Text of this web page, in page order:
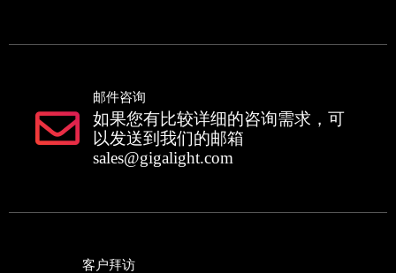
邮件咨询
如果您有比较详细的咨询需求，可
以发送到我们的邮箱
sales@gigalight.com
客户拜访